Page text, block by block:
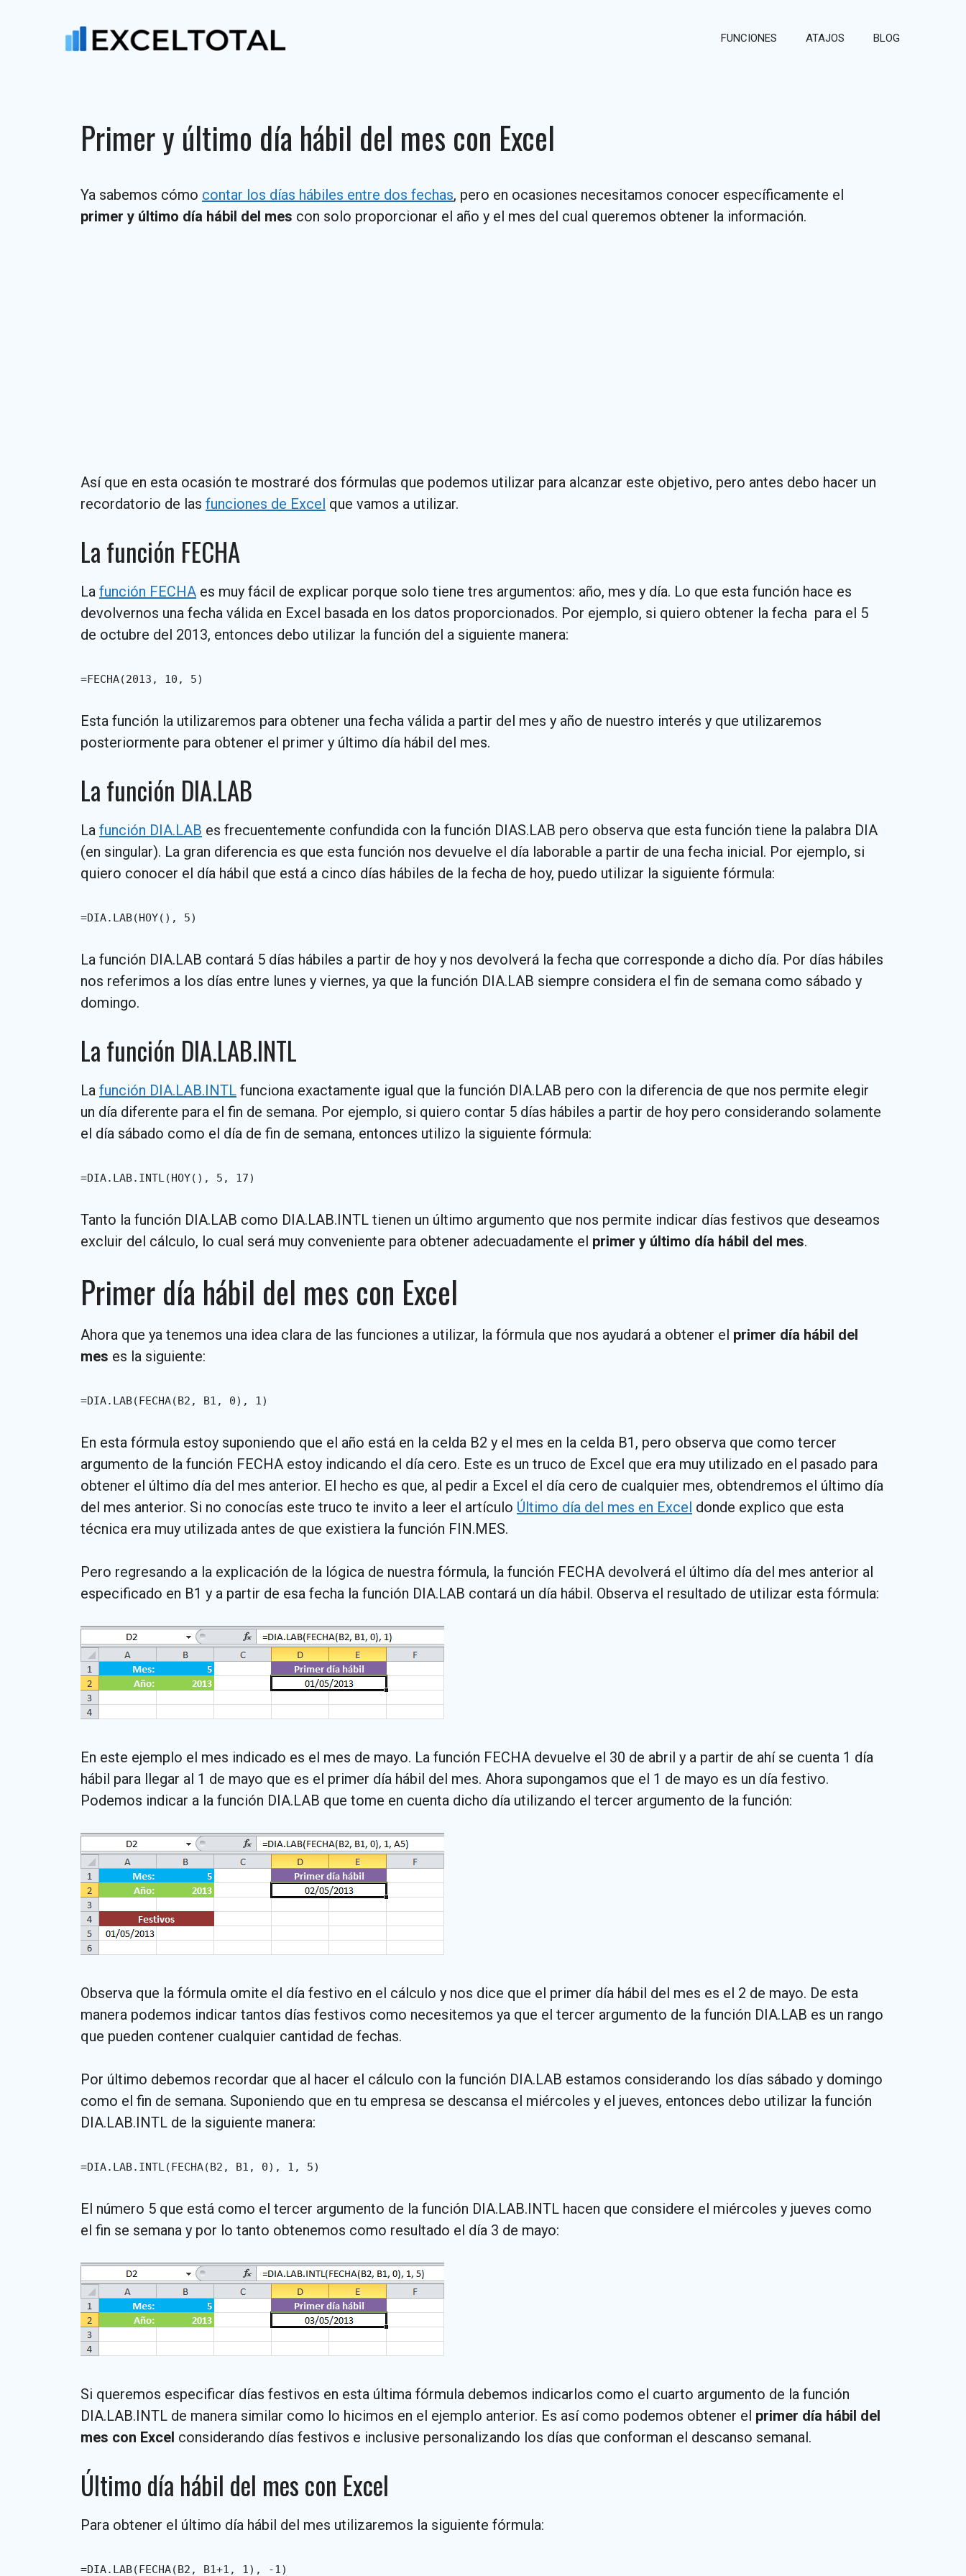
FUNCIONES ATAJOS BLOG
Primer y último día hábil del mes con Excel
Ya sabemos cómo contar los días hábiles entre dos fechas, pero en ocasiones necesitamos conocer específicamente el
primer y último día hábil del mes con solo proporcionar el año y el mes del cual queremos obtener la información.
Así que en esta ocasión te mostraré dos fórmulas que podemos utilizar para alcanzar este objetivo, pero antes debo hacer un
recordatorio de las funciones de Excel que vamos a utilizar.
La función FECHA
La función FECHA es muy fácil de explicar porque solo tiene tres argumentos: año, mes y día. Lo que esta función hace es
devolvernos una fecha válida en Excel basada en los datos proporcionados. Por ejemplo, si quiero obtener la fecha para el 5
de octubre del 2013, entonces debo utilizar la función del a siguiente manera:
=FECHA(2013, 10, 5)
Esta función la utilizaremos para obtener una fecha válida a partir del mes y año de nuestro interés y que utilizaremos
posteriormente para obtener el primer y último día hábil del mes.
La función DIA.LAB
La función DIA.LAB es frecuentemente confundida con la función DIAS.LAB pero observa que esta función tiene la palabra DIA
(en singular). La gran diferencia es que esta función nos devuelve el día laborable a partir de una fecha inicial. Por ejemplo, si
quiero conocer el día hábil que está a cinco días hábiles de la fecha de hoy, puedo utilizar la siguiente fórmula:
=DIA.LAB(HOY(), 5)
La función DIA.LAB contará 5 días hábiles a partir de hoy y nos devolverá la fecha que corresponde a dicho día. Por días hábiles
nos referimos a los días entre lunes y viernes, ya que la función DIA.LAB siempre considera el fin de semana como sábado y
domingo.
La función DIA.LAB.INTL
La función DIA.LAB.INTL funciona exactamente igual que la función DIA.LAB pero con la diferencia de que nos permite elegir
un día diferente para el fin de semana. Por ejemplo, si quiero contar 5 días hábiles a partir de hoy pero considerando solamente
el día sábado como el día de fin de semana, entonces utilizo la siguiente fórmula:
=DIA.LAB.INTL(HOY(), 5, 17)
Tanto la función DIA.LAB como DIA.LAB.INTL tienen un último argumento que nos permite indicar días festivos que deseamos
excluir del cálculo, lo cual será muy conveniente para obtener adecuadamente el primer y último día hábil del mes.
Primer día hábil del mes con Excel
Ahora que ya tenemos una idea clara de las funciones a utilizar, la fórmula que nos ayudará a obtener el primer día hábil del
mes es la siguiente:
=DIA.LAB(FECHA(B2, B1, 0), 1)
En esta fórmula estoy suponiendo que el año está en la celda B2 y el mes en la celda B1, pero observa que como tercer
argumento de la función FECHA estoy indicando el día cero. Este es un truco de Excel que era muy utilizado en el pasado para
obtener el último día del mes anterior. El hecho es que, al pedir a Excel el día cero de cualquier mes, obtendremos el último día
del mes anterior. Si no conocías este truco te invito a leer el artículo Último día del mes en Excel donde explico que esta
técnica era muy utilizada antes de que existiera la función FIN.MES.
Pero regresando a la explicación de la lógica de nuestra fórmula, la función FECHA devolverá el último día del mes anterior al
especificado en B1 y a partir de esa fecha la función DIA.LAB contará un día hábil. Observa el resultado de utilizar esta fórmula:
En este ejemplo el mes indicado es el mes de mayo. La función FECHA devuelve el 30 de abril y a partir de ahí se cuenta 1 día
hábil para llegar al 1 de mayo que es el primer día hábil del mes. Ahora supongamos que el 1 de mayo es un día festivo.
Podemos indicar a la función DIA.LAB que tome en cuenta dicho día utilizando el tercer argumento de la función:
Observa que la fórmula omite el día festivo en el cálculo y nos dice que el primer día hábil del mes es el 2 de mayo. De esta
manera podemos indicar tantos días festivos como necesitemos ya que el tercer argumento de la función DIA.LAB es un rango
que pueden contener cualquier cantidad de fechas.
Por último debemos recordar que al hacer el cálculo con la función DIA.LAB estamos considerando los días sábado y domingo
como el fin de semana. Suponiendo que en tu empresa se descansa el miércoles y el jueves, entonces debo utilizar la función
DIA.LAB.INTL de la siguiente manera:
=DIA.LAB.INTL(FECHA(B2, B1, 0), 1, 5)
El número 5 que está como el tercer argumento de la función DIA.LAB.INTL hacen que considere el miércoles y jueves como
el fin se semana y por lo tanto obtenemos como resultado el día 3 de mayo:
Si queremos especificar días festivos en esta última fórmula debemos indicarlos como el cuarto argumento de la función
DIA.LAB.INTL de manera similar como lo hicimos en el ejemplo anterior. Es así como podemos obtener el primer día hábil del
mes con Excel considerando días festivos e inclusive personalizando los días que conforman el descanso semanal.
Último día hábil del mes con Excel
Para obtener el último día hábil del mes utilizaremos la siguiente fórmula:
=DIA.LAB(FECHA(B2, B1+1, 1), -1)